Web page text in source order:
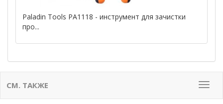
Paladin Tools PA1118 - инструмент для зачистки
про...
Меню
СМ. ТАКЖЕ